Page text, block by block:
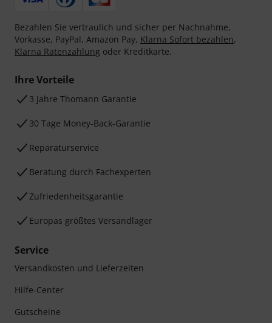
Bezahlen Sie vertraulich und sicher per Nachnahme,
Vorkasse, PayPal, Amazon Pay, Klarna Sofort bezahlen,
Klarna Ratenzahlung oder Kreditkarte.
Ihre Vorteile
3 Jahre Thomann Garantie
30 Tage Money-Back-Garantie
Reparaturservice
Beratung durch Fachexperten
Zufriedenheitsgarantie
Europas größtes Versandlager
Service
Versandkosten und Lieferzeiten
Hilfe-Center
Gutscheine